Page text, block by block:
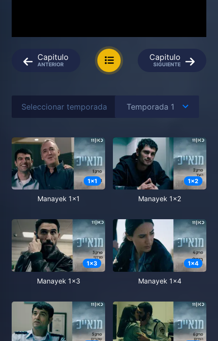
Capitulo
ANTERIOR
Capitulo
SIGUIENTE
Seleccionar temporada
1x1
Manayek 1x1
1x2
Manayek 1x2
1x3
Manayek 1x3
1x4
Manayek 1x4